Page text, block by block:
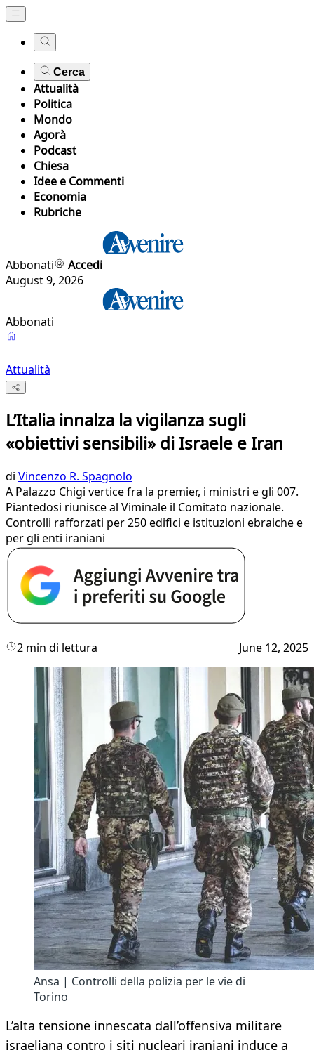
Cerca
Attualità
Politica
Mondo
Agorà
Podcast
Chiesa
Idee e Commenti
Economia
Rubriche
Abbonati
Accedi
August 9, 2026
Abbonati
Attualità
L’Italia innalza la vigilanza sugli
«obiettivi sensibili» di Israele e Iran
di Vincenzo R. Spagnolo
A Palazzo Chigi vertice fra la premier, i ministri e gli 007.
Piantedosi riunisce al Viminale il Comitato nazionale.
Controlli rafforzati per 250 edifici e istituzioni ebraiche e
per gli enti iraniani
2 min di lettura June 12, 2025
Ansa | Controlli della polizia per le vie di
Torino
L’alta tensione innescata dall’offensiva militare
israeliana contro i siti nucleari iraniani induce a